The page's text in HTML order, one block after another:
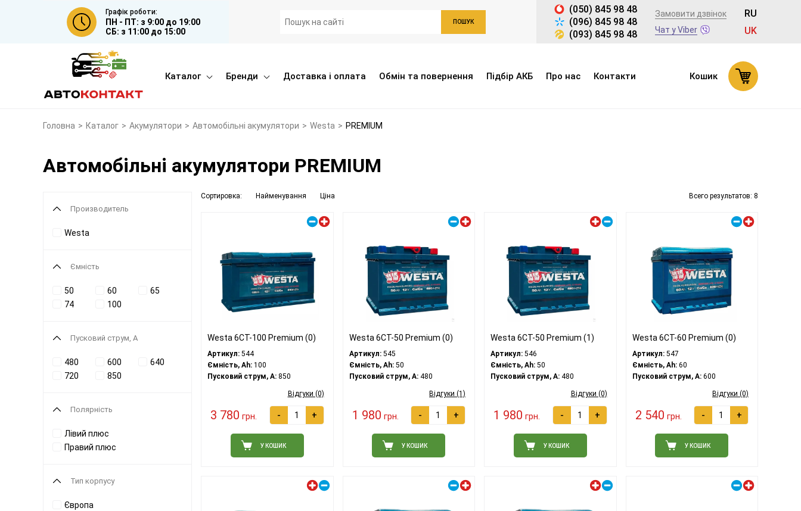
Графік роботи:
ПН - ПТ: з 9:00 до 19:00
СБ: з 11:00 до 15:00
ПОШУК
(050) 845 98 48
(096) 845 98 48
(093) 845 98 48
Замовити дзвінок
Чат у Viber
RU
UK
Каталог Бренди Доставка і оплата Обмін та повернення Підбір АКБ Про нас Контакти Кошик
Головна > Каталог > Акумулятори > Автомобільні акумулятори > Westa > PREMIUM
Автомобільні акумулятори PREMIUM
Производитель
Westa
Ємність
50 60
65
74
100
Пусковий струм, А
480 600
640
720
850
Полярність
Лівий плюс
Правий плюс
Тип корпусу
Європа
Сортировка: Найменування Ціна Всего результатов: 8
Westa 6CT-100 Premium (0)
Артикул: 544
Ємність, Ah: 100
Пусковий струм, A: 850
Відгуки (0)
3 780 грн. - +
У КОШИК
Westa 6CT-50 Premium (0)
Артикул:545
Ємність, Ah:50
Пусковий струм, A:480
Відгуки (1)
1 980 грн. - +
У КОШИК
Westa 6CT-50 Premium (1)
Артикул: 546
Ємність, Ah: 50
Пусковий струм, A: 480
Відгуки (0)
1 980 грн. - +
У КОШИК
Westa 6CT-60 Premium (0)
Артикул:547
Ємність, Ah:60
Пусковий струм, A:600
Відгуки (0)
2 540 грн. - +
У КОШИК